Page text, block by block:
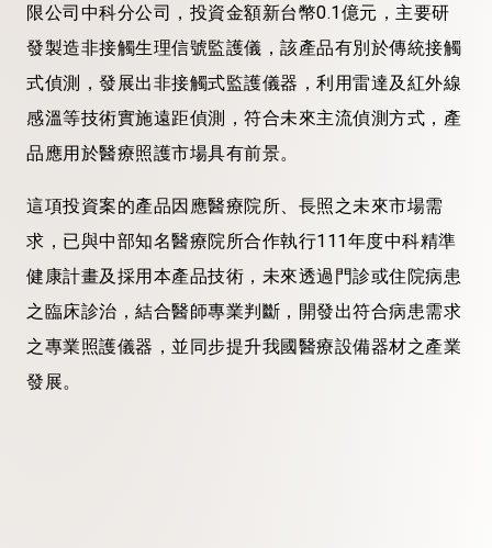
限公司中科分公司，投資金額新台幣0.1億元，主要研
發製造非接觸生理信號監護儀，該產品有別於傳統接觸
式偵測，發展出非接觸式監護儀器，利用雷達及紅外線
感溫等技術實施遠距偵測，符合未來主流偵測方式，產
品應用於醫療照護市場具有前景。
這項投資案的產品因應醫療院所、長照之未來市場需
求，已與中部知名醫療院所合作執行111年度中科精準
健康計畫及採用本產品技術，未來透過門診或住院病患
之臨床診治，結合醫師專業判斷，開發出符合病患需求
之專業照護儀器，並同步提升我國醫療設備器材之產業
發展。